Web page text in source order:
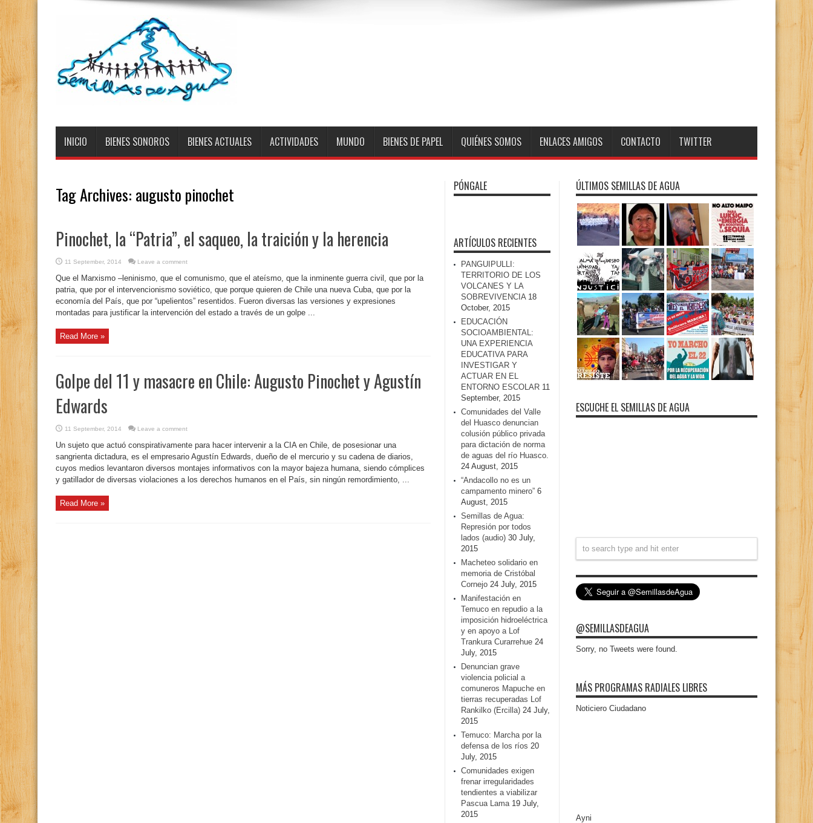
INICIO BIENES SONOROS BIENES ACTUALES ACTIVIDADES MUNDO BIENES DE PAPEL QUIÉNES SOMOS ENLACES AMIGOS CONTACTO TWITTER
Tag Archives: augusto pinochet
Pinochet, la “Patria”, el saqueo, la traición y la herencia
11 September, 2014 Leave a comment
Que el Marxismo –leninismo, que el comunismo, que el ateísmo, que la inminente guerra civil, que por la
patria, que por el intervencionismo soviético, que porque quieren de Chile una nueva Cuba, que por la
economía del País, que por “upelientos” resentidos. Fueron diversas las versiones y expresiones
montadas para justificar la intervención del estado a través de un golpe ...
Read More »
Golpe del 11 y masacre en Chile: Augusto Pinochet y Agustín
Edwards
11 September, 2014 Leave a comment
Un sujeto que actuó conspirativamente para hacer intervenir a la CIA en Chile, de posesionar una
sangrienta dictadura, es el empresario Agustín Edwards, dueño de el mercurio y su cadena de diarios,
cuyos medios levantaron diversos montajes informativos con la mayor bajeza humana, siendo cómplices
y gatillador de diversas violaciones a los derechos humanos en el País, sin ningún remordimiento, ...
Read More »
PÓNGALE
ARTÍCULOS RECIENTES
PANGUIPULLI:
TERRITORIO DE LOS
VOLCANES Y LA
SOBREVIVENCIA 18
October, 2015
EDUCACIÓN
SOCIOAMBIENTAL:
UNA EXPERIENCIA
EDUCATIVA PARA
INVESTIGAR Y
ACTUAR EN EL
ENTORNO ESCOLAR 11
September, 2015
Comunidades del Valle
del Huasco denuncian
colusión público privada
para dictación de norma
de aguas del río Huasco.
24 August, 2015
“Andacollo no es un
campamento minero” 6
August, 2015
Semillas de Agua:
Represión por todos
lados (audio) 30 July,
2015
Macheteo solidario en
memoria de Cristóbal
Cornejo 24 July, 2015
Manifestación en
Temuco en repudio a la
imposición hidroeléctrica
y en apoyo a Lof
Trankura Curarrehue 24
July, 2015
Denuncian grave
violencia policial a
comuneros Mapuche en
tierras recuperadas Lof
Rankilko (Ercilla) 24 July,
2015
Temuco: Marcha por la
defensa de los ríos 20
July, 2015
Comunidades exigen
frenar irregularidades
tendientes a viabilizar
Pascua Lama 19 July,
2015
ÚLTIMOS SEMILLAS DE AGUA
ESCUCHE EL SEMILLAS DE AGUA
@SEMILLASDEAGUA
Sorry, no Tweets were found.
MÁS PROGRAMAS RADIALES LIBRES
Noticiero Ciudadano
Ayni